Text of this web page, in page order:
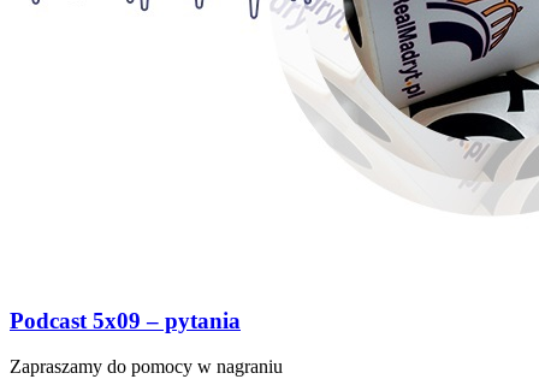
Podcast 5x09 – pytania
Zapraszamy do pomocy w nagraniu